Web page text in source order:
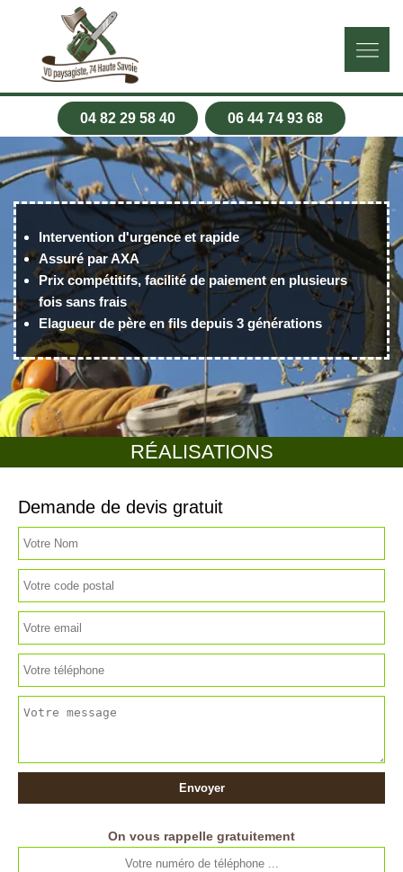
04 82 29 58 40 06 44 74 93 68
RÉALISATIONS
Intervention d'urgence et rapide
Assuré par AXA
Prix compétitifs, facilité de paiement en plusieurs
fois sans frais
Elagueur de père en fils depuis 3 générations
Demande de devis gratuit
On vous rappelle gratuitement